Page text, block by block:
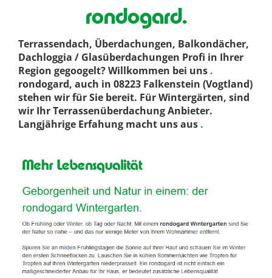
rondogard.
Terrassendach, Überdachungen, Balkondächer,
Dachloggia / Glasüberdachungen Profi in Ihrer
Region gegoogelt? Willkommen bei uns .
rondogard, auch in 08223 Falkenstein (Vogtland)
stehen wir für Sie bereit. Für Wintergärten, sind
wir Ihr Terrassenüberdachung Anbieter.
Langjährige Erfahung macht uns aus .